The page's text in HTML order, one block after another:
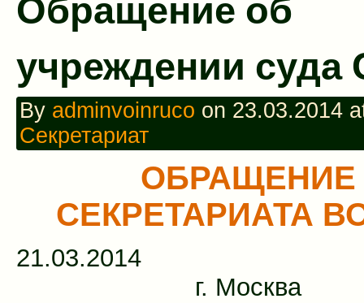
учреждении
By adminvoinruco on 23.03.2014
Секретариат
ОБРАЩЕНИЕ
СЕКРЕТАРИАТА
г. Москва